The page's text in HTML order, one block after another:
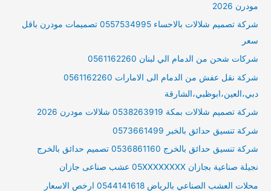
مودرن 2026
شركة تصميم شلالات بالاحساء 0557534995 تصميمات مودرن باقل
سعر
شركات شحن من الدمام الي لبنان 0561162260
شركة نقل عفش من الدمام الى الامارات 0561162260
دبي،العين،ابوظبي،الشارقة
شركة تصميم شلالات بمكة 0538263919 شلالات مودرن 2026
شركة تنسيق حدائق بالخبر 0573661499
شركة تنسيق حدائق بالخرج 0536861160 تصميم حدائق بالخرج
نجيلة صناعية بجازان 05XXXXXXXX عشب صناعى جازان
محلات العشب الصناعي بالرياض 0544141618 ارخص الاسعار